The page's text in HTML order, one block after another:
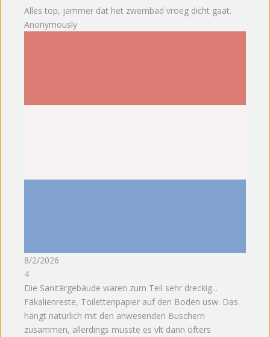
Alles top, jammer dat het zwembad vroeg dicht gaat.
Anonymously
8/2/2026
4
Die Sanitärgebäude waren zum Teil sehr dreckig...
Fäkalienreste, Toilettenpapier auf den Boden usw. Das
hängt natürlich mit den anwesenden Buschern
zusammen, allerdings müsste es vlt dann öfters